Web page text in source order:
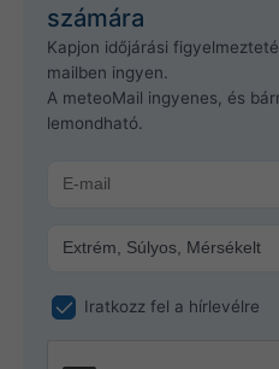
számára
Kapjon időjárási
mailben ingyen.
A meteoMail ingyenes, és
lemondható.
Iratkozz fel a hírlevélre